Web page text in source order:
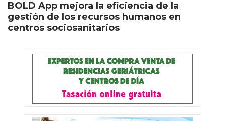
BOLD App mejora la eficiencia de la
gestión de los recursos humanos en
centros sociosanitarios